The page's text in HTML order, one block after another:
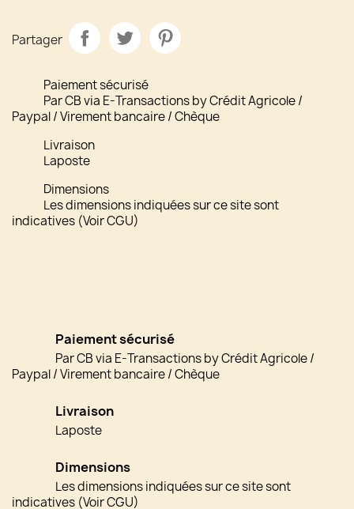
Partager
Paiement sécurisé
Par CB via E-Transactions by Crédit Agricole /
Paypal / Virement bancaire / Chèque
Livraison
Laposte
Dimensions
Les dimensions indiquées sur ce site sont
indicatives (Voir CGU)
Paiement sécurisé
Par CB via E-Transactions by Crédit Agricole /
Paypal / Virement bancaire / Chèque
Livraison
Laposte
Dimensions
Les dimensions indiquées sur ce site sont
indicatives (Voir CGU)